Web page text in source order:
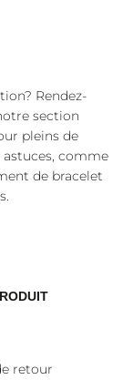
Rendez-
section
pleins de
astuces, comme
de bracelet
retour